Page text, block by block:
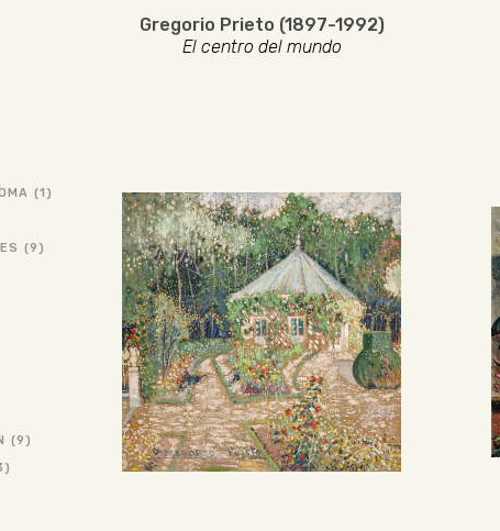
(1)
(9)
(9)
Gregorio Prieto (1897-1992)
El centro del mundo